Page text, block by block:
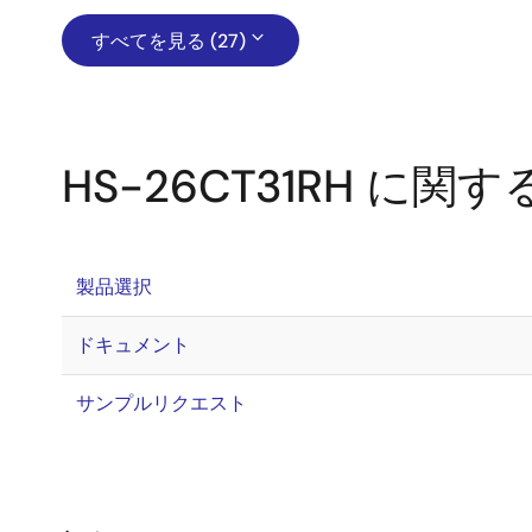
すべてを見る (27)
HS-26CT31RH に関す
製品選択
ドキュメント
サンプルリクエスト